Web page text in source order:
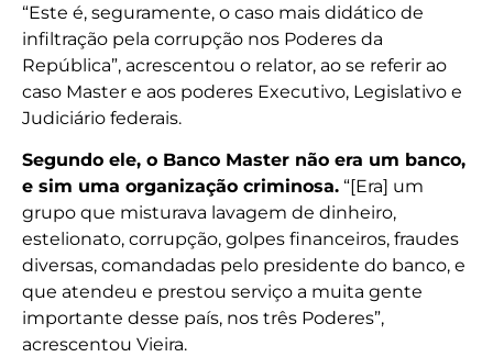
“Este é, seguramente, o caso mais didático de
infiltração pela corrupção nos Poderes da
República”, acrescentou o relator, ao se referir ao
caso Master e aos poderes Executivo, Legislativo e
Judiciário federais.
Segundo ele, o Banco Master não era um banco,
e sim uma organização criminosa. “[Era] um
grupo que misturava lavagem de dinheiro,
estelionato, corrupção, golpes financeiros, fraudes
diversas, comandadas pelo presidente do banco, e
que atendeu e prestou serviço a muita gente
importante desse país, nos três Poderes”,
acrescentou Vieira.